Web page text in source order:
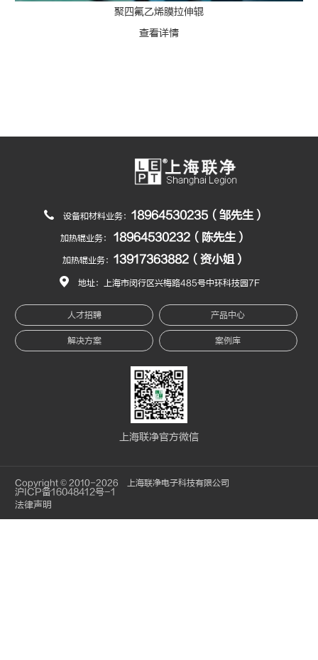
聚四氟乙烯膜拉伸辊
查看详情
设备和材料业务： 18964530235（邹先生）
加热辊业务： 18964530232（陈先生）
加热辊业务： 13917363882（资小姐）
地址：上海市闵行区兴梅路485号中环科技园7F
人才招聘 产品中心
解决方案 案例库
上海联净官方微信
Copyright © 2010-2026 上海联净电子科技有限公司
沪ICP备16048412号-1
法律声明